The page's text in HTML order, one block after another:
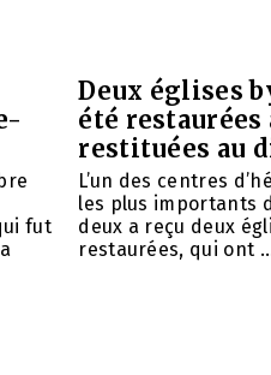
fut
Deux églises
été restaurées
restituées au
L’un des centres
les plus importants
deux a reçu deux
restaurées, qui ont